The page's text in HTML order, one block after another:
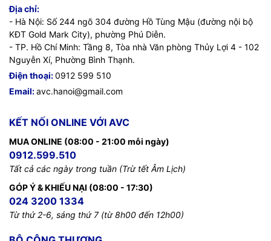
Địa chỉ:
- Hà Nội: Số 244 ngõ 304 đường Hồ Tùng Mậu (đường nội bộ
KĐT Gold Mark City), phường Phú Diễn.
- TP. Hồ Chí Minh: Tầng 8, Tòa nhà Văn phòng Thủy Lợi 4 - 102
Nguyễn Xí, Phường Bình Thạnh.
Điện thoại:0912 599 510
Email:avc.hanoi@gmail.com
KẾT NỐI ONLINE VỚI AVC
MUA ONLINE (08:00 - 21:00 mỗi ngày)
0912.599.510
Tất cả các ngày trong tuần (Trừ tết Âm Lịch)
GÓP Ý & KHIẾU NẠI (08:00 - 17:30)
024 3200 1334
Từ thứ 2-6, sáng thứ 7 (từ 8h00 đến 12h00)